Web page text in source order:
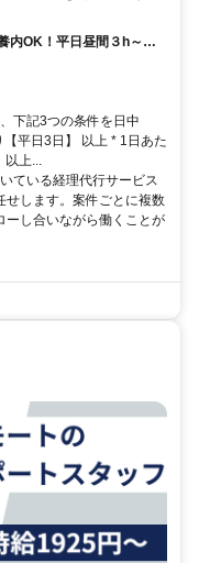
内OK！平日昼間３h～。
下記3つの条件を日中
【平日3日】 以上 * 1日あた
上...
ている経理代行サービス
せします。案件ごとに複数
ーし合いながら働くことが